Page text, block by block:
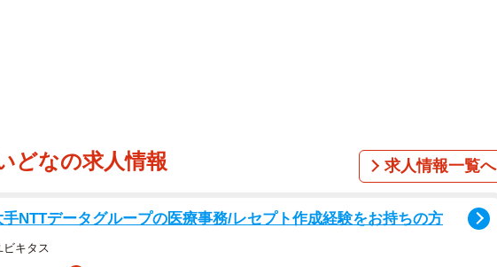
どなの求人情報 求人情報一覧へ
手NTTデータグループの医療事務/レセプト作成経験をお持ちの方
ビキタス